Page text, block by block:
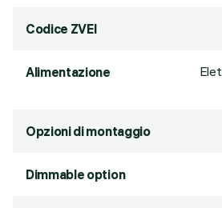
Codice ZVEI
Alimentazione
Opzioni di montaggio
Dimmable option